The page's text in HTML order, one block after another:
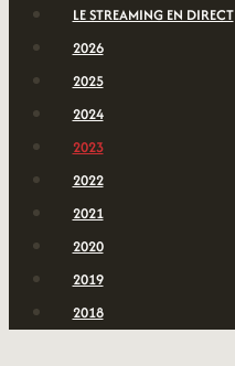
LE STREAMING EN DIRECT
2026
2025
2024
2023
2022
2021
2020
2019
2018